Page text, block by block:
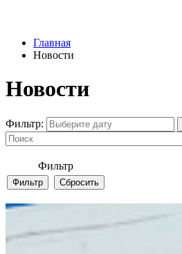
Главная
Новости
Новости
Фильтр:
Фильтр